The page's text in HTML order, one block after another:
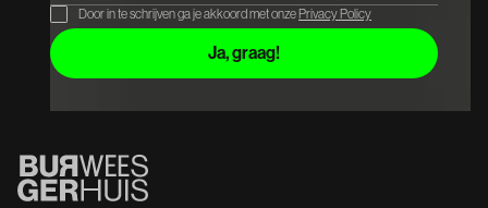
Door in te schrijven ga je akkoord met onzePrivacy Policy